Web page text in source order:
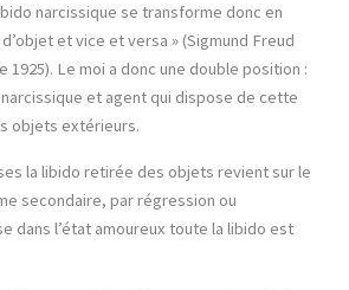
narcissique se transforme donc en
et vice et versa » (Sigmund Freud
1925). Le moi a donc une double position :
et agent qui dispose de cette
objets extérieurs.
la libido retirée des objets revient sur le
secondaire, par régression ou
dans l’état amoureux toute la libido est